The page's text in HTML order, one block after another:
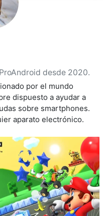
desde 2020.
por el mundo
dispuesto a ayudar a
sobre smartphones.
aparato electrónico.